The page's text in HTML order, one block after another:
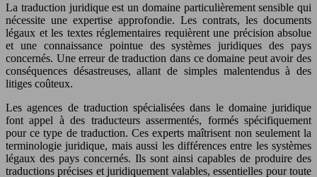
La traduction juridique est un domaine particulièrement sensible qui
nécessite une expertise approfondie. Les contrats, les documents
légaux et les textes réglementaires requièrent une précision absolue
et une connaissance pointue des systèmes juridiques des pays
concernés. Une erreur de traduction dans ce domaine peut avoir des
conséquences désastreuses, allant de simples malentendus à des
litiges coûteux.
Les agences de traduction spécialisées dans le domaine juridique
font appel à des traducteurs assermentés, formés spécifiquement
pour ce type de traduction. Ces experts maîtrisent non seulement la
terminologie juridique, mais aussi les différences entre les systèmes
légaux des pays concernés. Ils sont ainsi capables de produire des
traductions précises et juridiquement valables, essentielles pour toute